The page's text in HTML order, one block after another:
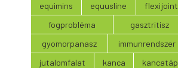
equimins
equusline
flexijoint
fogprobléma
gasztritisz
gyomorpanasz
immunrendszer
jutalomfalat
kanca
kancatáp